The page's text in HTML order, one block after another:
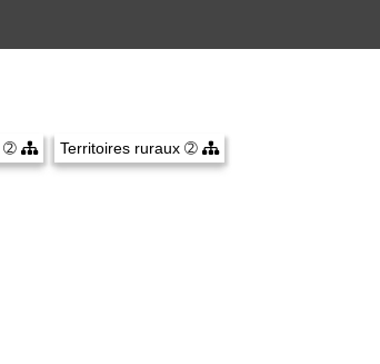
➁ Territoires ruraux ➁